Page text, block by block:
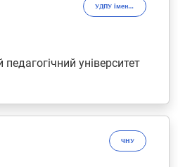
УДПУ імені Павла Тичини
університет
ЧНУ